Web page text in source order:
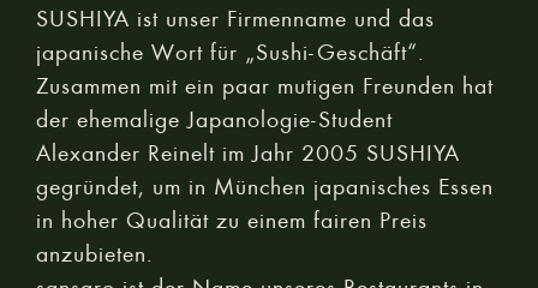
SUSHIYA ist unser Firmenname und das
japanische Wort für „Sushi-Geschäft“.
Zusammen mit ein paar mutigen Freunden hat
der ehemalige Japanologie-Student
Alexander Reinelt im Jahr 2005 SUSHIYA
gegründet, um in München japanisches Essen
in hoher Qualität zu einem fairen Preis
anzubieten.